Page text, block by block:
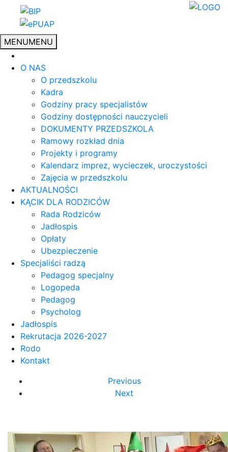
MENUMENU
O NAS
O przedszkolu
Kadra
Godziny pracy specjalistów
Godziny dostępności nauczycieli
DOKUMENTY PRZEDSZKOLA
Ramowy rozkład dnia
Projekty i programy
Kalendarz imprez, wycieczek, uroczystości
Zajęcia w przedszkolu
AKTUALNOŚCI
KĄCIK DLA RODZICÓW
Rada Rodziców
Jadłospis
Opłaty
Ubezpieczenie
Specjaliści radzą
Pedagog specjalny
Logopeda
Pedagog
Psycholog
Jadłospis
Rekrutacja 2026-2027
Rodo
Kontakt
Previous
Next